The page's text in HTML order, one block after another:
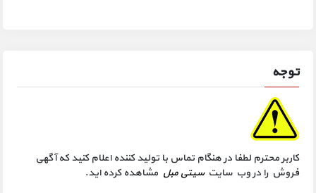
توجه
کاربر محترم لطفا در هنگام تماس با تولید کننده اعلام کنید که آگهی
فروش را در وب سایتسیتی مبل مشاهده کرده اید.